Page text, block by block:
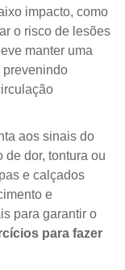
impacto, como
o risco de lesões
manter uma
prevenindo
aos sinais do
de dor, tontura ou
e calçados
e
para garantir o
para fazer